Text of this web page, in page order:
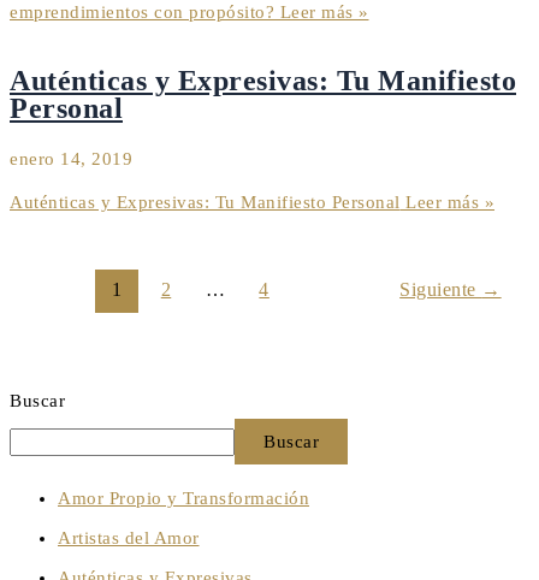
emprendimientos con propósito? Leer más »
Auténticas y Expresivas: Tu Manifiesto
Personal
enero 14, 2019
Auténticas y Expresivas: Tu Manifiesto Personal Leer más »
1 2 … 4 Siguiente →
Buscar
Buscar
Amor Propio y Transformación
Artistas del Amor